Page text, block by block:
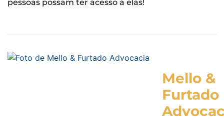
pessoas possam ter acesso a elas!
Mello &
Furtado